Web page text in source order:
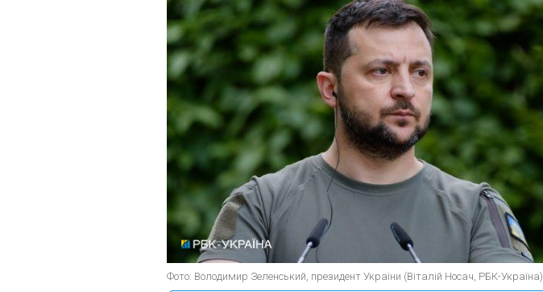
Фото: Володимир Зеленський, президент України (Віталій Носач, РБК-Україна)